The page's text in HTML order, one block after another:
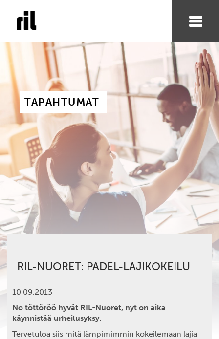
TAPAHTUMAT
RIL-NUORET: PADEL-LAJIKOKEILU
10.09.2013
No töttöröö hyvät RIL-Nuoret, nyt on aika
käynnistää urheilusyksy.
Tervetuloa siis mitä lämpimimmin kokeilemaan lajia